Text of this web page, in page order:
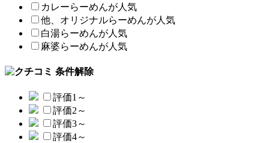
カレーらーめんが人気
他、オリジナルらーめんが人気
白湯らーめんが人気
麻婆らーめんが人気
条件解除
評価1～
評価2～
評価3～
評価4～